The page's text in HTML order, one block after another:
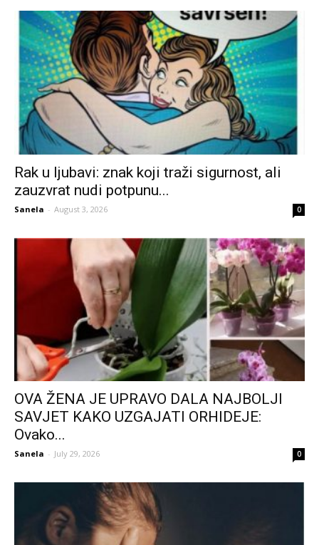
Rak u ljubavi: znak koji traži sigurnost, ali
zauzvrat nudi potpunu...
Sanela - August 3, 2026 0
OVA ŽENA JE UPRAVO DALA NAJBOLJI
SAVJET KAKO UZGAJATI ORHIDEJE:
Ovako...
Sanela - July 29, 2026 0